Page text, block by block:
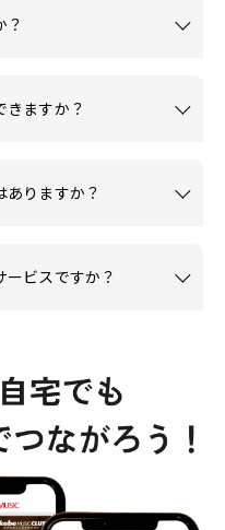
？
きますか？
りますか？
ビスですか？